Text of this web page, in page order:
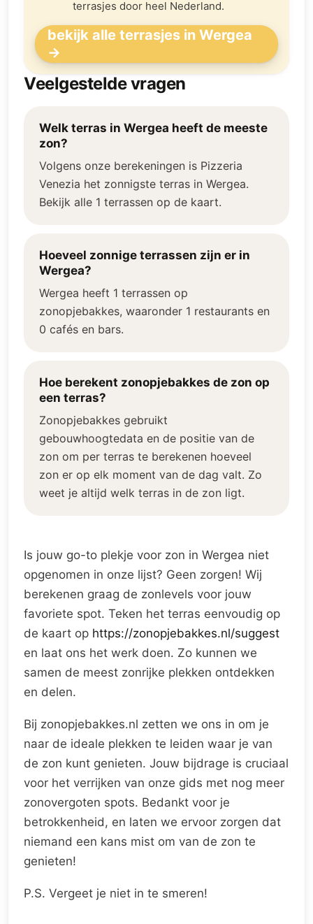
terrasjes door heel Nederland.
bekijk alle terrasjes in Wergea
→
Veelgestelde vragen
Welk terras in Wergea heeft de meeste
zon?
Volgens onze berekeningen is Pizzeria
Venezia het zonnigste terras in Wergea.
Bekijk alle 1 terrassen op de kaart.
Hoeveel zonnige terrassen zijn er in
Wergea?
Wergea heeft 1 terrassen op
zonopjebakkes, waaronder 1 restaurants en
0 cafés en bars.
Hoe berekent zonopjebakkes de zon op
een terras?
Zonopjebakkes gebruikt
gebouwhoogtedata en de positie van de
zon om per terras te berekenen hoeveel
zon er op elk moment van de dag valt. Zo
weet je altijd welk terras in de zon ligt.
Is jouw go-to plekje voor zon in Wergea niet
opgenomen in onze lijst? Geen zorgen! Wij
berekenen graag de zonlevels voor jouw
favoriete spot. Teken het terras eenvoudig op
de kaart op https://zonopjebakkes.nl/suggest
en laat ons het werk doen. Zo kunnen we
samen de meest zonrijke plekken ontdekken
en delen.
Bij zonopjebakkes.nl zetten we ons in om je
naar de ideale plekken te leiden waar je van
de zon kunt genieten. Jouw bijdrage is cruciaal
voor het verrijken van onze gids met nog meer
zonovergoten spots. Bedankt voor je
betrokkenheid, en laten we ervoor zorgen dat
niemand een kans mist om van de zon te
genieten!
P.S. Vergeet je niet in te smeren!